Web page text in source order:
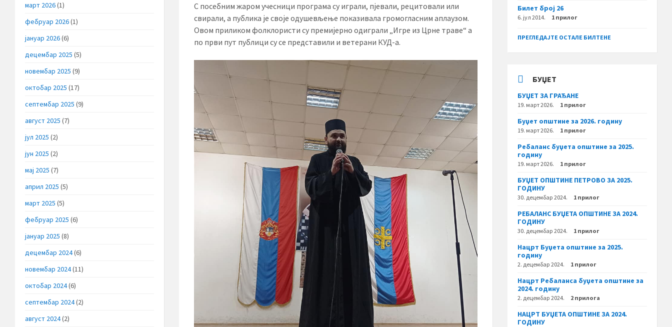
С посебним жаром учесници програма су играли, пјевали, рецитовали или
свирали, а публика је своје одушевљење показивала громогласним аплаузом.
Овом приликом фолклористи су премијерно одиграли „Игре из Црне траве“ а
по први пут публици су се представили и ветерани КУД-а.
март 2026(1)
фебруар 2026(1)
јануар 2026(6)
децембар 2025 (5)
новембар 2025 (9)
октобар 2025 (17)
септембар 2025 (9)
август 2025 (7)
јул 2025 (2)
јун 2025 (2)
мај 2025 (7)
април 2025 (5)
март 2025 (5)
фебруар 2025 (6)
јануар 2025 (8)
децембар 2024(6)
новембар 2024(11)
октобар 2024(6)
септембар 2024(2)
август 2024(2)
Билет број 26
6. јул 2014. 1 прилог
ПРЕГЛЕДАЈТЕ ОСТАЛЕ БИЛТЕНЕ
БУЏЕТ
БУЏЕТ ЗА ГРАЂАНЕ
19. март 2026. 1 прилог
Буџет општине за 2026. годину
19. март 2026. 1 прилог
Ребаланс буџета општине за 2025.
годину
19. март 2026. 1 прилог
БУЏЕТ ОПШТИНЕ ПЕТРОВО ЗА 2025.
ГОДИНУ
30. децембар 2024. 1 прилог
РЕБАЛАНС БУЏЕТА ОПШТИНЕ ЗА 2024.
ГОДИНУ
30. децембар 2024. 1 прилог
Нацрт Буџета општине за 2025.
годину
2. децембар 2024. 1 прилог
Нацрт Ребаланса буџета општине за
2024. годину
2. децембар 2024. 2 прилога
НАЦРТ БУЏЕТА ОПШТИНЕ ЗА 2024.
ГОДИНУ